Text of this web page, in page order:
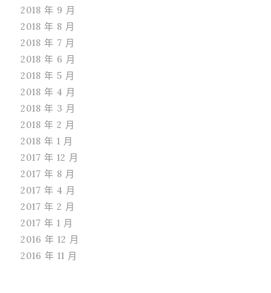
2018 年 9 月
2018 年 8 月
2018 年 7 月
2018 年 6 月
2018 年 5 月
2018 年 4 月
2018 年 3 月
2018 年 2 月
2018 年 1 月
2017 年 12 月
2017 年 8 月
2017 年 4 月
2017 年 2 月
2017 年 1 月
2016 年 12 月
2016 年 11 月